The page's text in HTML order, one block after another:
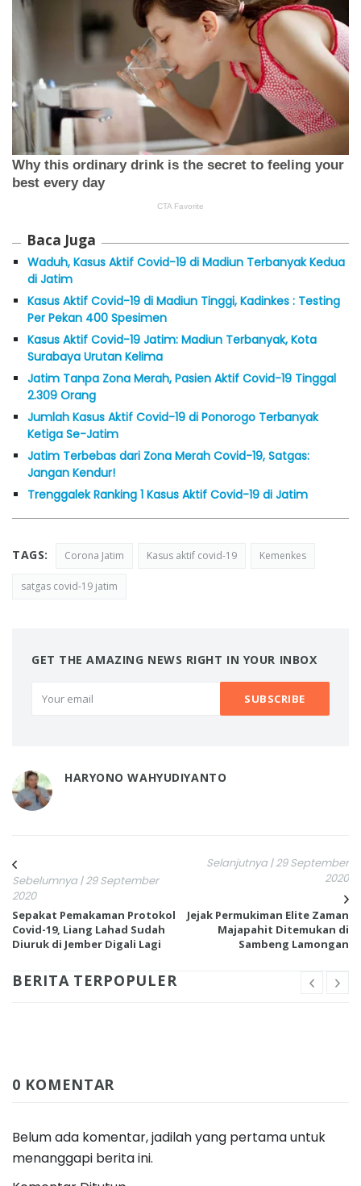
Baca Juga
Waduh, Kasus Aktif Covid-19 di Madiun Terbanyak Kedua
di Jatim
Kasus Aktif Covid-19 di Madiun Tinggi, Kadinkes : Testing
Per Pekan 400 Spesimen
Kasus Aktif Covid-19 Jatim: Madiun Terbanyak, Kota
Surabaya Urutan Kelima
Jatim Tanpa Zona Merah, Pasien Aktif Covid-19 Tinggal
2.309 Orang
Jumlah Kasus Aktif Covid-19 di Ponorogo Terbanyak
Ketiga Se-Jatim
Jatim Terbebas dari Zona Merah Covid-19, Satgas:
Jangan Kendur!
Trenggalek Ranking 1 Kasus Aktif Covid-19 di Jatim
TAGS: Corona Jatim Kasus aktif covid-19 Kemenkes
satgas covid-19 jatim
GET THE AMAZING NEWS RIGHT IN YOUR INBOX
HARYONO WAHYUDIYANTO
Sebelumnya | 29 September
2020
Sepakat Pemakaman Protokol
Covid-19, Liang Lahad Sudah
Diuruk di Jember Digali Lagi
Selanjutnya | 29 September
2020
Jejak Permukiman Elite Zaman
Majapahit Ditemukan di
Sambeng Lamongan
BERITA TERPOPULER
0 KOMENTAR
Belum ada komentar, jadilah yang pertama untuk
menanggapi berita ini.